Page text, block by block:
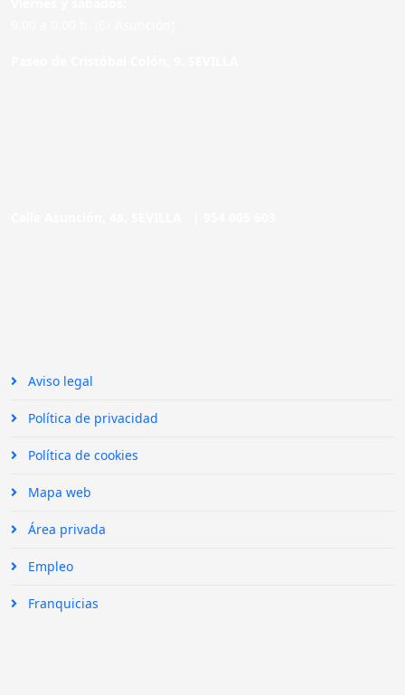
Aviso legal
Política de privacidad
Política de cookies
Mapa web
Área privada
Empleo
Franquicias